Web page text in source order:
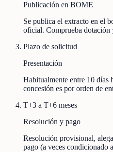
Publicación en BOME
Se publica el extracto en el
oficial. Comprueba dotación
Plazo de solicitud
Presentación
Habitualmente entre 10 días
concesión es por orden de
T+3 a T+6 meses
Resolución y pago
Resolución provisional,
pago (a veces condicionado